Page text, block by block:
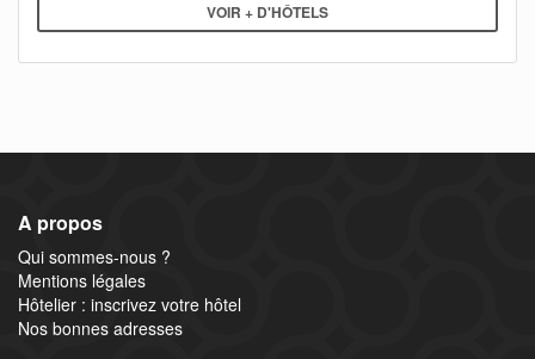
VOIR + D'HÔTELS
A propos
Qui sommes-nous ?
Mentions légales
Hôtelier : inscrivez votre hôtel
Nos bonnes adresses